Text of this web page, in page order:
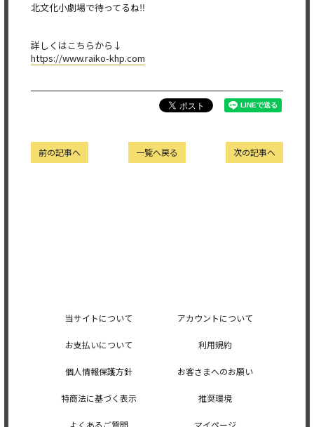
北文化小劇場で待ってるね‼️
詳しくはこちらから↓
https://www.raiko-khp.com
次の記事へ
一覧へ戻る
前の記事へ
当サイトについて アカウントについて
お支払いについて 利用規約
個人情報保護方針 お客さまへのお願い
特商法に基づく表示 推奨環境
よくあるご質問 マイページ